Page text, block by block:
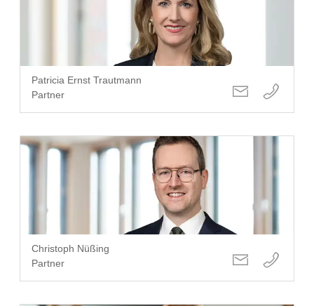
Patricia Ernst Trautmann
Partner
Christoph Nüßing
Partner